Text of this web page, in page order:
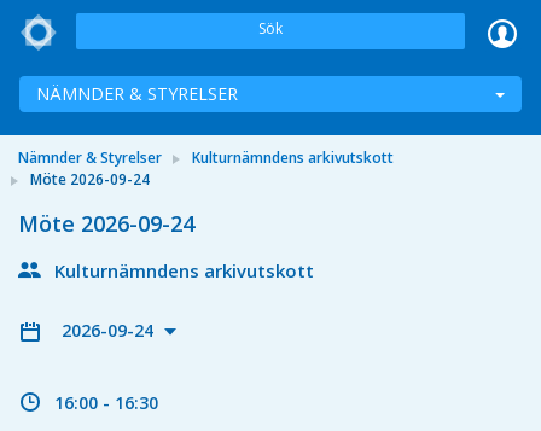
Sök
NÄMNDER & STYRELSER
Nämnder & Styrelser
Kulturnämndens arkivutskott
Möte 2026-09-24
Möte 2026-09-24
Kulturnämndens arkivutskott
2026-09-24
16:00 - 16:30